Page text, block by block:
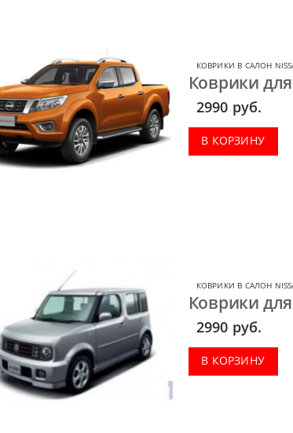
КОВРИКИ В САЛОН
Коврики
2990 руб.
В КОРЗИНУ
КОВРИКИ В САЛОН
Коврики
2990 руб.
В КОРЗИНУ